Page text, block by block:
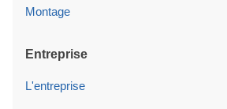
Montage
Entreprise
L'entreprise